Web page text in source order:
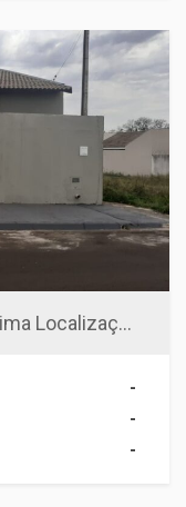
Vende-se Casa no Roseira, Ótima Localização
-
-
-